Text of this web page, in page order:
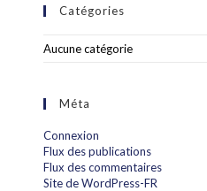
Catégories
Aucune catégorie
Méta
Connexion
Flux des publications
Flux des commentaires
Site de WordPress-FR